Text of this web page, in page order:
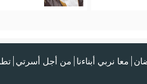
معا نربي أبناءنا من أجل أسرتي